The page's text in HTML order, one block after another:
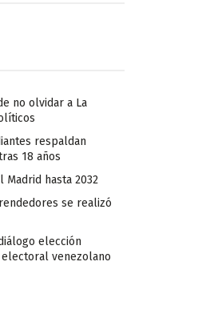
no olvidar a La
respaldan
18 años
Madrid hasta 2032
se realizó
elección
venezolano